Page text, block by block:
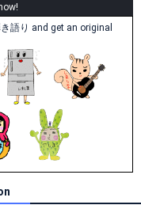
語り and get an original